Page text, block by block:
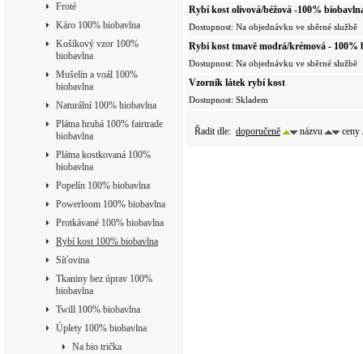
Froté
Káro 100% biobavlna
Košíkový vzor 100%
biobavlna
Mušelín a voál 100%
biobavlna
Naturální 100% biobavlna
Plátna hrubá 100% fairtrade
biobavlna
Plátna kostkovaná 100%
biobavlna
Popelín 100% biobavlna
Powerloom 100% biobavlna
Protkávané 100% biobavlna
Rybí kost 100% biobavlna
Síťovina
Tkaniny bez úprav 100%
biobavlna
Twill 100% biobavlna
Úplety 100% biobavlna
Na bio trička
Rybí kost olivová/béžová -100%
tkané
Dostupnost: Na objednávku ve sběrné službě
Rybí kost tmavě modrá/krémová - 100%
ručně tkaná
Dostupnost: Na objednávku ve sběrné službě
Vzorník látek rybí kost
Dostupnost: Skladem
Řadit dle: doporučeně názvu ceny